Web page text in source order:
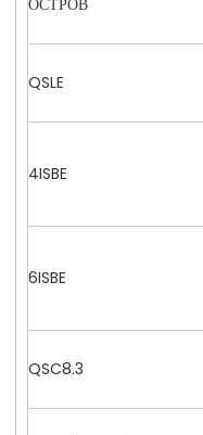
ОСТРОВ
QSLE
4ISBE
6ISBE
QSC8.3